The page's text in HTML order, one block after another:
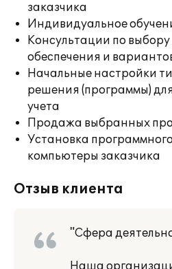
заказчика
Индивидуальное
Консультации по
обеспечения и
Начальные настройки
решения (программы)
учета
Продажа выбранных
Установка
компьютеры заказчика
Отзыв клиента
"Сфера
Наша